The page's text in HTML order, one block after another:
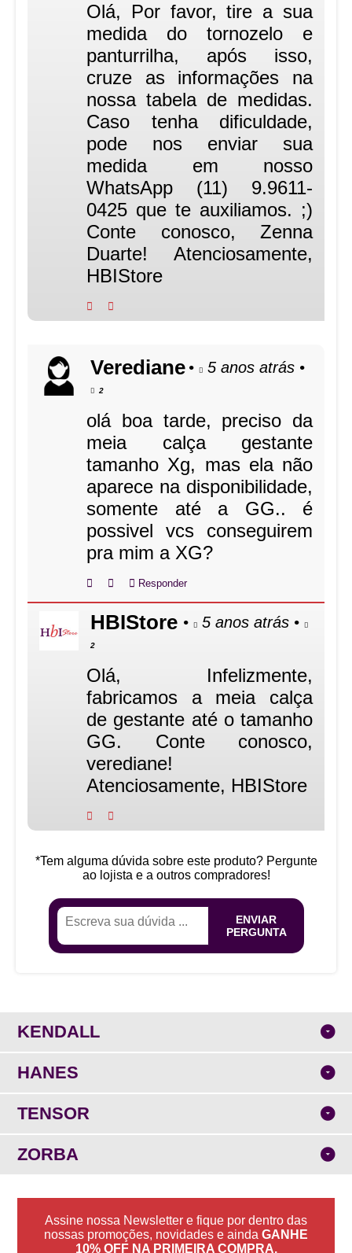
Olá, Por favor, tire a sua
medida do tornozelo e
panturrilha, após isso,
cruze as informações na
nossa tabela de medidas.
Caso tenha dificuldade,
pode nos enviar sua
medida em nosso
WhatsApp (11) 9.9611-
0425 que te auxiliamos. ;)
Conte conosco, Zenna
Duarte! Atenciosamente,
HBIStore
Verediane • 5 anos atrás •
2
olá boa tarde, preciso da
meia calça gestante
tamanho Xg, mas ela não
aparece na disponibilidade,
somente até a GG.. é
possivel vcs conseguirem
pra mim a XG?
Responder
HBIStore • 5 anos atrás •
2
Olá, Infelizmente,
fabricamos a meia calça
de gestante até o tamanho
GG. Conte conosco,
verediane!
Atenciosamente, HBIStore
*Tem alguma dúvida sobre este produto? Pergunte
ao lojista e a outros compradores!
ENVIAR
PERGUNTA
KENDALL
HANES
TENSOR
ZORBA
Assine nossa Newsletter e fique por dentro das
nossas promoções, novidades e ainda GANHE
10% OFF NA PRIMEIRA COMPRA.